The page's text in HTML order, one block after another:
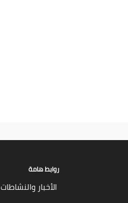
روابط هامة
الأخبار والنشاطات